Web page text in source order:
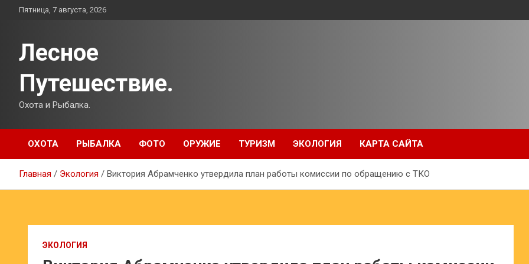
ПерейтиПятница, 7 августа, 2026
Лесное
Путешествие.
Охота и Рыбалка.
ОХОТА РЫБАЛКА ФОТО ОРУЖИЕ ТУРИЗМ ЭКОЛОГИЯ КАРТА САЙТА
Главная Экология Виктория Абрамченко утвердила план работы комиссии по обращению с ТКО
ЭКОЛОГИЯ